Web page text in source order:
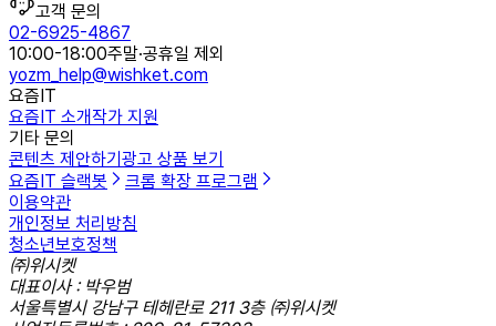
고객 문의
02-6925-4867
10:00-18:00주말·공휴일 제외
yozm_help@wishket.com
요즘IT
요즘IT 소개작가 지원
기타 문의
콘텐츠 제안하기 광고 상품 보기
요즘IT 슬랙봇
크롬 확장 프로그램
이용약관
개인정보 처리방침
청소년보호정책
㈜위시켓
대표이사 : 박우범
서울특별시 강남구 테헤란로 211 3층 ㈜위시켓